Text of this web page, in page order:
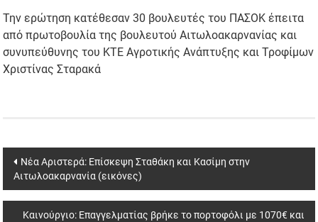
Την ερώτηση κατέθεσαν 30 βουλευτές του ΠΑΣΟΚ έπειτα
από πρωτοβουλία της βουλευτού Αιτωλοακαρνανίας και
συνυπεύθυνης του ΚΤΕ Αγροτικής Ανάπτυξης και Τροφίμων
Χριστίνας Σταρακά
Post
navigation
Νέα Αριστερά: Επίσκεψη Σταθάκη και Κασίμη στην
Αιτωλοακαρνανία (εικόνες)
Καινούργιο: Επαγγελματίας βρήκε το πορτοφόλι με 1070€ και